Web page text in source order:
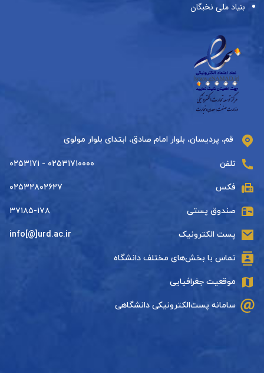
بنیاد ملی نخبگان
قم، پردیسان، بلوار امام صادق، ابتدای بلوار مولوی
تلفن ۰۲۵۳۱۷۱۰۰۰۰ - ۰۲۵۳۱۷۱
فکس ۰۲۵۳۲۸۰۲۶۲۷
صندوق پستی ۳۷۱۸۵-۱۷۸
پست الکترونیک info[@]urd.ac.ir
تماس با بخش‌های مختلف دانشگاه
موقعیت جغرافیایی
سامانه پست‌الکترونیکی دانشگاهی